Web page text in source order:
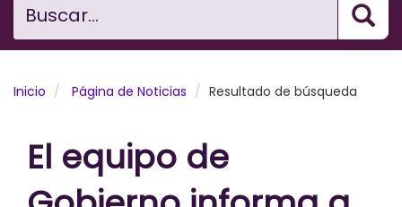
Buscar...
Ciudad
El Ayuntamiento
Noticias
Areas municipales
Inicio Página de Noticias Resultado de búsqueda
El equipo de